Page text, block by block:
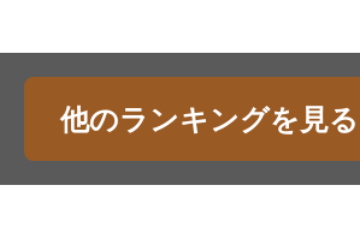
他のランキングを見る